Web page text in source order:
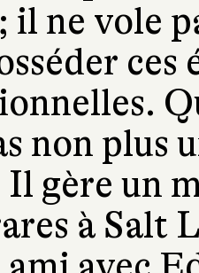
il ne vole
ces
non plus
gère un
à Salt